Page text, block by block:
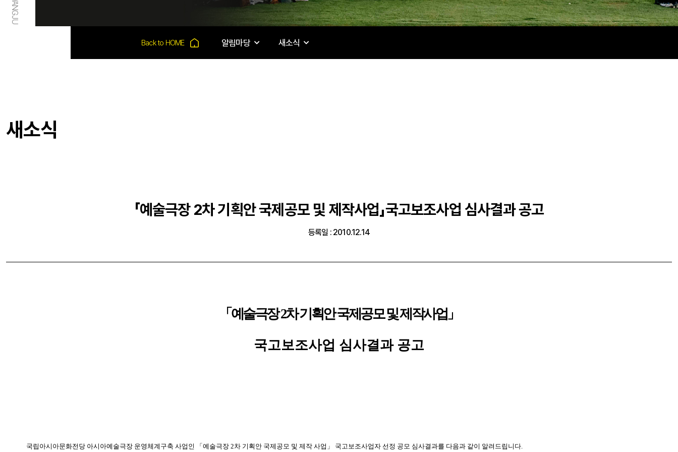
알림마당 새소식
새소식
「예술극장 2차 기획안 국제공모 및 제작사업」국고보조사업 심사결과 공고
등록일 : 2010.12.14
「예술극장 2차 기획안 국제공모 및 제작사업」
국고보조사업 심사결과 공고
국립아시아문화전당 아시아예술극장 운영체계구축 사업인 「예술극장 2차 기획안 국제공모 및 제작 사업」 국고보조사업자 선정 공모 심사결과를 다음과 같이 알려드립니다.